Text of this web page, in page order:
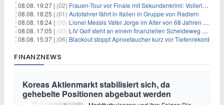
08.08. 19:27 | (02) Frauen-Tour vor Finale mit Sekundenkrimi: Vollering in Gelb
08.08. 18:25 | (01) Autofahrer fährt in Italien in Gruppe von Radlern
08.08. 18:24 | (00) Lionel Messis Vater Jorge im Alter von 68 Jahren gestorben
08.08. 17:05 | (00) LIV Golf steht an einem finanziellen Scheideweg auf der Suche nach neuen Investitionen
08.08. 15:37 | (06) Blackout stoppt Apnoetaucher kurz vor Tiefenrekord
FINANZNEWS
Koreas Aktienmarkt stabilisiert sich, da
gehebelte Positionen abgebaut werden